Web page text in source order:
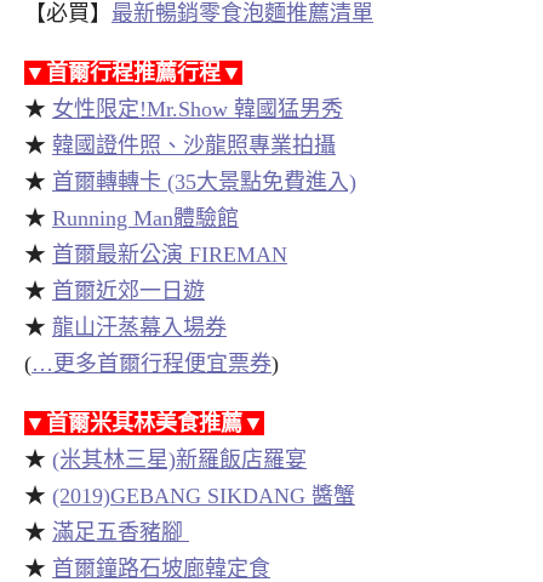
【必買】 最新暢銷零食泡麵推薦清單
▼首爾行程推薦行程▼
★ 女性限定!Mr.Show 韓國猛男秀
★ 韓國證件照、沙龍照專業拍攝
★ 首爾轉轉卡 (35大景點免費進入)
★ Running Man體驗館
★ 首爾最新公演 FIREMAN
★ 首爾近郊一日遊
★ 龍山汗蒸幕入場券
(…更多首爾行程便宜票券)
▼首爾米其林美食推薦▼
★ (米其林三星)新羅飯店羅宴
★ (2019)GEBANG SIKDANG 醬蟹
★ 滿足五香豬腳
★ 首爾鐘路石坡廊韓定食